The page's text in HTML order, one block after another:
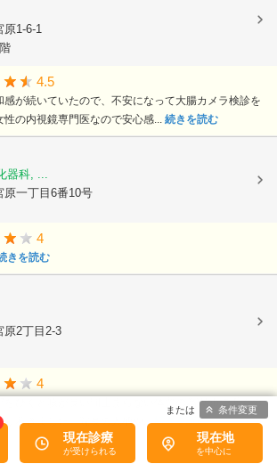
原1-6-1
4.5
感が続いていたので、不安になって大腸カメラ検診を
の内視鏡専門医なので安心感... 続きを読む
器科, ...
原一丁目6番10号
4
きを読む
原2丁目2-3
4
をひくと咳が長い間止まらない体質の為Webで近くの
り着きました。院長の人柄や...続きを読む
現在診療 現在地
条件変更